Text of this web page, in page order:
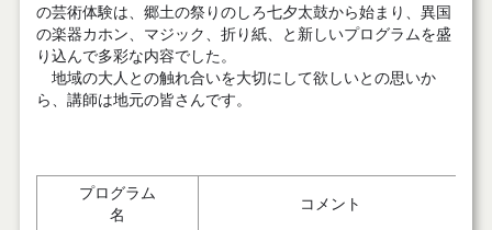
の芸術体験は、郷土の祭りのしろ七夕太鼓から始まり、異国
の楽器カホン、マジック、折り紙、と新しいプログラムを盛
り込んで多彩な内容でした。
地域の大人との触れ合いを大切にして欲しいとの思いか
ら、講師は地元の皆さんです。
プログラム
名
コメント